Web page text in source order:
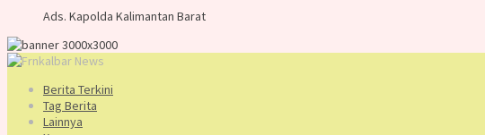
Ads. Kapolda Kalimantan Barat
Berita Terkini
Tag Berita
Lainnya